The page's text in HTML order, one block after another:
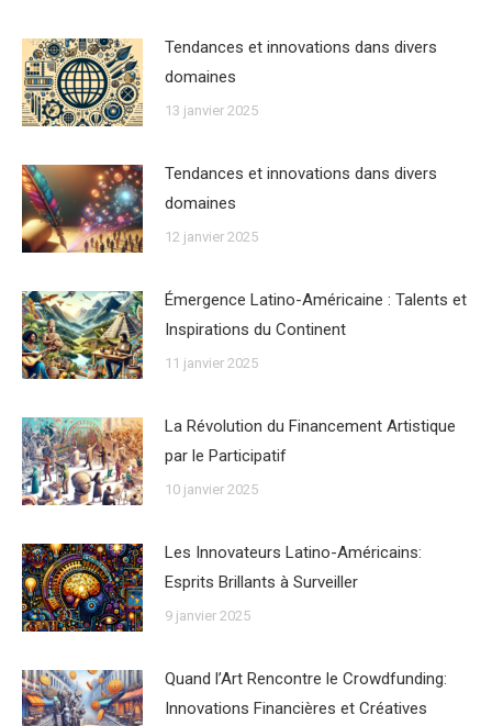
Tendances et innovations dans divers
domaines
13 janvier 2025
Tendances et innovations dans divers
domaines
12 janvier 2025
Émergence Latino-Américaine : Talents et
Inspirations du Continent
11 janvier 2025
La Révolution du Financement Artistique
par le Participatif
10 janvier 2025
Les Innovateurs Latino-Américains:
Esprits Brillants à Surveiller
9 janvier 2025
Quand l’Art Rencontre le Crowdfunding:
Innovations Financières et Créatives